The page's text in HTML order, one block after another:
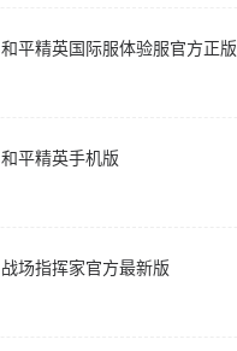
和平精英国际服体验服官方正版
和平精英手机版
战场指挥家官方最新版